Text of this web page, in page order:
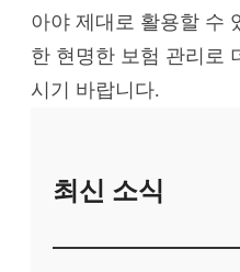
아야 제대로 활용할 수
한 현명한 보험 관리로
시기 바랍니다.
최신 소식